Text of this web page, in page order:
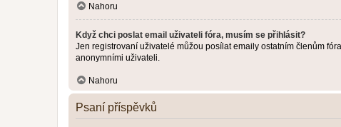
Nahoru
Když chci poslat email uživateli fóra, musím se přihlásit?
Jen registrovaní uživatelé můžou posílat emaily ostatním členům
anonymními uživateli.
Nahoru
Psaní příspěvků